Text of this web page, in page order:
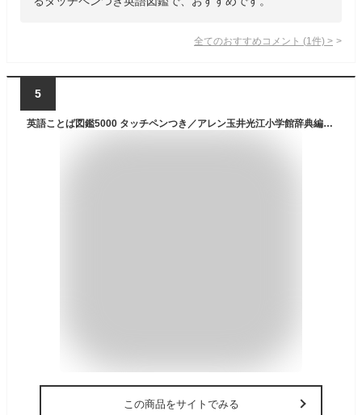
全てのおすすめコメント (1 件) >
5
英語ことば図鑑5000 タッチペンつき／アレン玉井光江小学館辞典編集部【1000円以上送料無料】
この商品をサイトでみる